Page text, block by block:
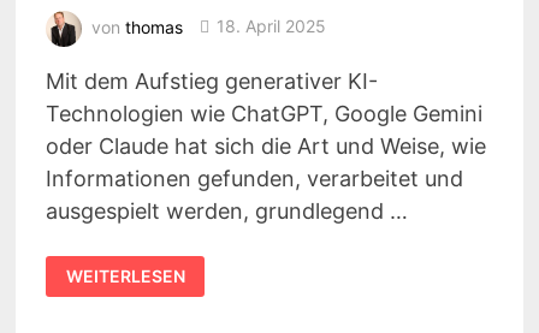
von thomas 18. April 2025
Mit dem Aufstieg generativer KI-
Technologien wie ChatGPT, Google Gemini
oder Claude hat sich die Art und Weise, wie
Informationen gefunden, verarbeitet und
ausgespielt werden, grundlegend …
KI-
OPTIMIERUNG:
WAS
WEITERLESEN